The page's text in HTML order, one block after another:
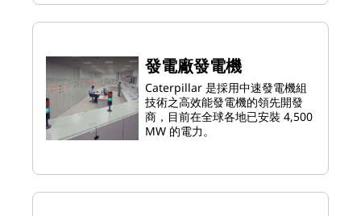
發電廠發電機
Caterpillar 是採用中速發電機組
技術之高效能發電機的領先開發
商，目前在全球各地已安裝 4,500
MW 的電力。